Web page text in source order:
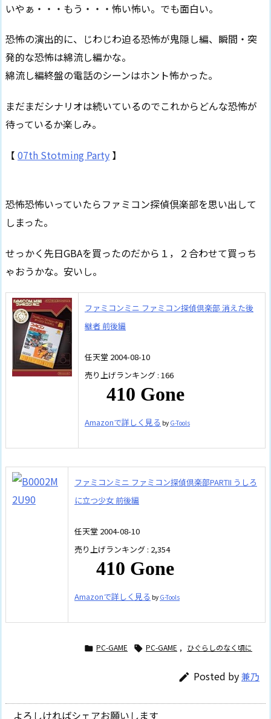
いやぁ・・・もう・・・怖い怖い。でも面白い。
恐怖の演出的に、じわじわ迫る恐怖が鬼隠し編、瞬間・突
発的な恐怖は綿流し編かな。
綿流し編終盤の電話のシーンはホント怖かった。
まだまだシナリオは続いているのでこれからどんな恐怖が
待っているか楽しみ。
【 07th Stotming Party 】
恐怖恐怖いっていたらファミコン探偵倶楽部を思い出して
しまった。
せっかく先日GBAを買ったのだから１，２合わせて買っち
ゃおうかな。安いし。
ファミコンミニ ファミコン探偵倶楽部 消えた後
継者 前後編
任天堂 2004-08-10
売り上げランキング : 166
Amazonで詳しく見る by G-Tools
ファミコンミニ ファミコン探偵倶楽部PARTII うしろ
に立つ少女 前後編
任天堂 2004-08-10
売り上げランキング : 2,354
Amazonで詳しく見る by G-Tools
 PC-GAME  PC-GAME , ひぐらしのなく頃に
 Posted by兼乃
よろしければシェアお願いします